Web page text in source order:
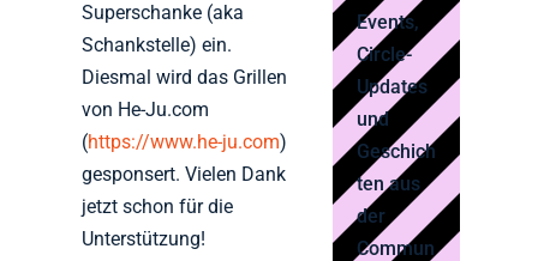
Superschanke (aka
Schankstelle) ein.
Diesmal wird das Grillen
von He-Ju.com
(https://www.he-ju.com)
gesponsert. Vielen Dank
jetzt schon für die
Unterstützung!
Events,
Circle-
Updates
und
Geschich
ten aus
der
Commun